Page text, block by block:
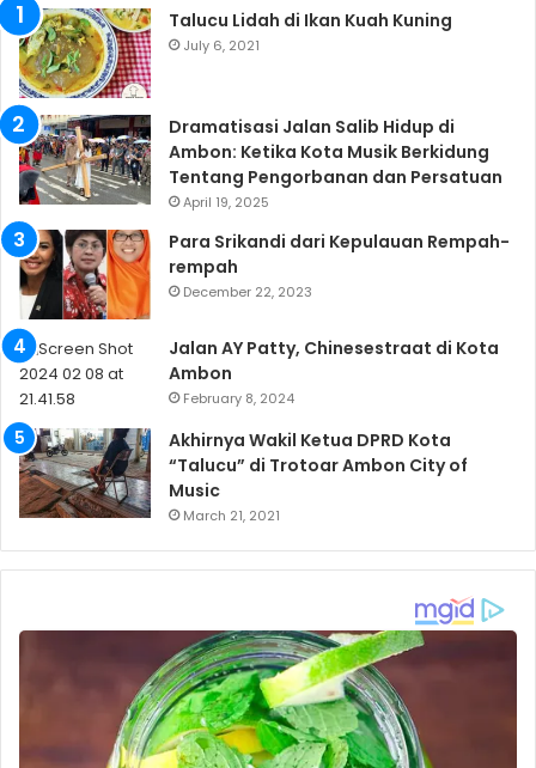
Talucu Lidah di Ikan Kuah Kuning
July 6, 2021
Dramatisasi Jalan Salib Hidup di
Ambon: Ketika Kota Musik Berkidung
Tentang Pengorbanan dan Persatuan
April 19, 2025
Para Srikandi dari Kepulauan Rempah-
rempah
December 22, 2023
Jalan AY Patty, Chinesestraat di Kota
Ambon
February 8, 2024
Akhirnya Wakil Ketua DPRD Kota
“Talucu” di Trotoar Ambon City of
Music
March 21, 2021